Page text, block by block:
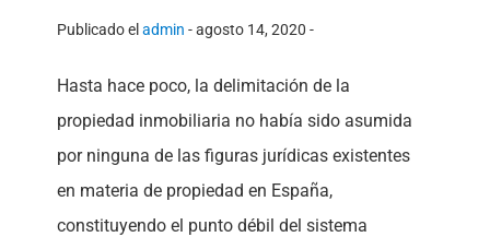
Publicado el admin -agosto 14, 2020 -
Hasta hace poco, la delimitación de la
propiedad inmobiliaria no había sido asumida
por ninguna de las figuras jurídicas existentes
en materia de propiedad en España,
constituyendo el punto débil del sistema